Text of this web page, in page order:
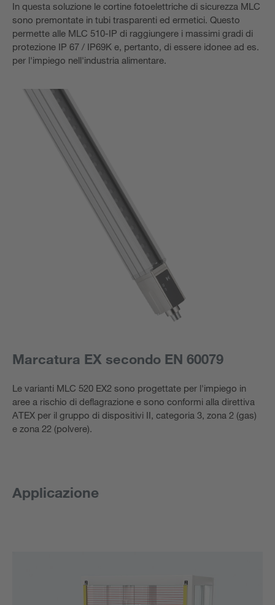
In questa soluzione le cortine fotoelettriche di sicurezza MLC
sono premontate in tubi trasparenti ed ermetici. Questo
permette alle MLC 510-IP di raggiungere i massimi gradi di
protezione IP 67 / IP69K e, pertanto, di essere idonee ad es.
per l'impiego nell'industria alimentare.
Marcatura EX secondo EN 60079
Le varianti MLC 520 EX2 sono progettate per l'impiego in
aree a rischio di deflagrazione e sono conformi alla direttiva
ATEX per il gruppo di dispositivi II, categoria 3, zona 2 (gas)
e zona 22 (polvere).
Applicazione